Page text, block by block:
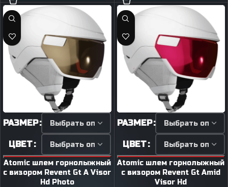
РАЗМЕР
ЦВЕТ
Atomic шлем горнолыжный
с визором Revent Gt A Visor
Hd Photo
РАЗМЕР
ЦВЕТ
Atomic шлем горнолыжный
с визором Revent Gt Amid
Visor Hd